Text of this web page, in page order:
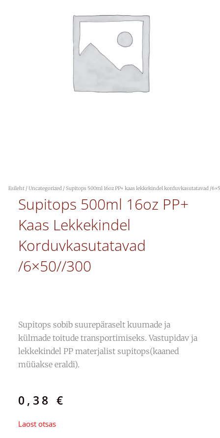
Esileht /Uncategorized / Supitops 500ml 16oz PP+ kaas lekkekindel korduvkasutatavad /
Supitops 500ml 16oz PP+
Kaas Lekkekindel
Korduvkasutatavad
/6×50//300
Supitops sobib suurepäraselt kuumade ja
külmade toitude transportimiseks. Vastupidav ja
lekkekindel PP materjalist supitops(kaaned
müüakse eraldi).
0,38 €
Laost otsas